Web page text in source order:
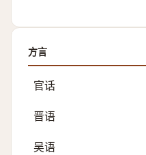
方言
官话
晋语
吴语